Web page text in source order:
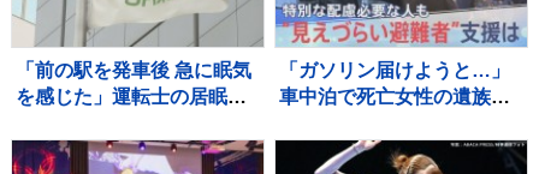
「前の駅を発車後 急に眠気
を感じた」運転士の居眠り
年前にも同じ場所で居眠り
「ガソリン届けようと…」
車中泊で死亡女性の遺族が
らい避難者”どう支えるか